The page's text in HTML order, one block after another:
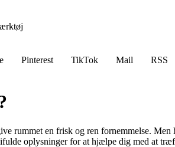
Pinterest TikTok Mail
RSS
rummet en frisk og ren fornemmelse.
oplysninger for at hjælpe dig med at